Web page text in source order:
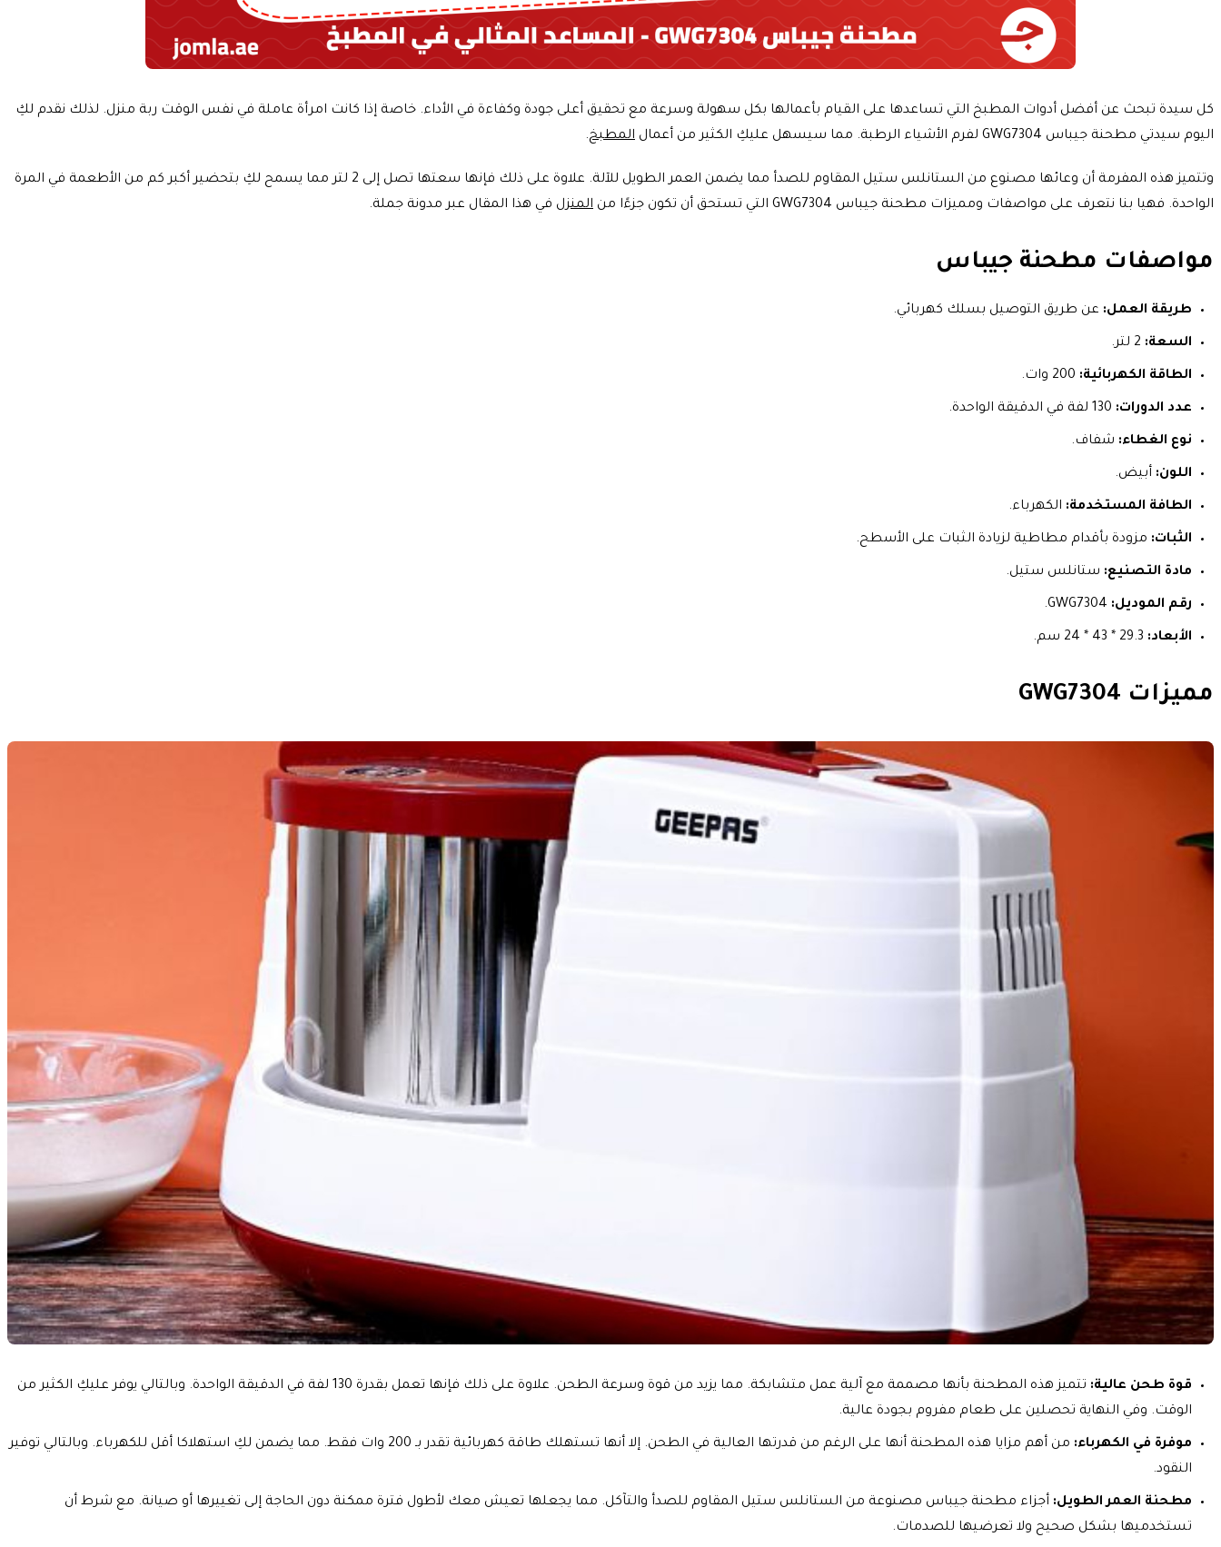
كل سيدة تبحث عن أفضل أدوات المطبخ التي تساعدها على القيام بأعمالها بكل سهولة وسرعة مع تحقيق أعلى جودة وكفاءة في الأداء. خاصة إذا كانت امرأة عاملة في نفس الوقت ربة منزل. لذلك نقدم لكِ
اليوم سيدتي مطحنة جيباس GWG7304 لفرم الأشياء الرطبة. مما سيسهل عليكِ الكثير من أعمال
المطبخ.
وتتميز هذه المفرمة أن وعائها مصنوع من الستانلس ستيل المقاوم للصدأ مما يضمن العمر الطويل للآلة. علاوة على ذلك فإنها سعتها تصل إلى 2 لتر مما يسمح لكِ بتحضير أكبر كم من الأطعمة في المرة
الواحدة. فهيا بنا نتعرف على مواصفات ومميزات مطحنة جيباس GWG7304 التي تستحق أن تكون جزءًا من
المنزل في هذا المقال عبر مدونة جملة.
مواصفات مطحنة جيباس
طريقة العمل: عن طريق التوصيل بسلك كهربائي.
السعة:
الطاقة الكهربائية:
عدد الدورات:
نوع الغطاء: شفاف.
اللون: أبيض.
الطافة المستخدمة: الكهرباء.
الثبات: مزودة بأقدام مطاطية لزيادة الثبات على الأسطح.
مادة التصنيع: ستانلس ستيل.
رقم الموديل:
الأبعاد:
مميزات GWG7304
قوة طحن عالية:
تتميز هذه المطحنة بأنها مصممة مع آلية عمل متشابكة. مما يزيد من قوة وسرعة الطحن. علاوة على ذلك فإنها تعمل بقدرة 130 لفة في الدقيقة الواحدة. وبالتالي يوفر عليكِ الكثير من
الوقت. وفي النهاية تحصلين على طعام مفروم بجودة عالية.
موفرة في الكهرباء:
من أهم مزايا هذه المطحنة أنها على الرغم من قدرتها العالية في الطحن. إلا أنها تستهلك طاقة كهربائية تقدر بـ 200 وات فقط. مما يضمن لكِ استهلاكا أقل للكهرباء. وبالتالي توفير
النقود.
مطحنة العمر الطويل: أجزاء مطحنة جيباس مصنوعة من الستانلس ستيل المقاوم للصدأ والتآكل. مما يجعلها تعيش معك لأطول فترة ممكنة دون الحاجة إلى تغييرها أو صيانة. مع شرط أن
تستخدميها بشكل صحيح ولا تعرضيها للصدمات.